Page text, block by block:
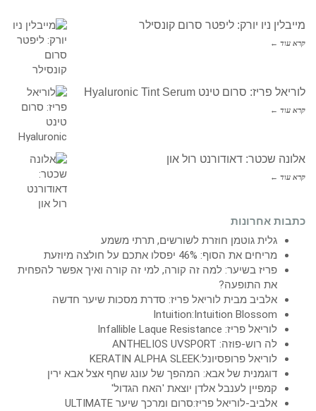
מייבלין ניו יורק: ליפטר סרום קונסילר
קרא עוד ←
לוריאל פריז: סרום טינט Hyaluronic Tint Serum
קרא עוד ←
אלונה שכטר: דאודורנט רול און
קרא עוד ←
כתבות אחרונות
גלית גוטמן חוזרת לשורשים, תרתי משמע
מריחים את הסוף: 46% יפסלו אתכם על חולצה מיוזעת
פריז בשיער: למה זה קורה, למי זה קורה ואיך אפשר להפחית
את התופעה?
אלביב מבית לוריאל פריז: סדרת מסכות שיער חדשה
Intuition:Intuition Blossom
לוריאל פריז: Infallible Laque Resistance
לה רוש-פוזה: ANTHELIOS UVSPORT
לוריאל פרופסיונל:KERATIN ALPHA SLEEK
דוגמנית של אבא: המהפך של עונג שחף אצל אבא ירין
קמפיין לענבל אלדן יוצאת 'האח הגדול'
אלביב-לוריאל פריז:סרום ומרכך שיער ULTIMATE